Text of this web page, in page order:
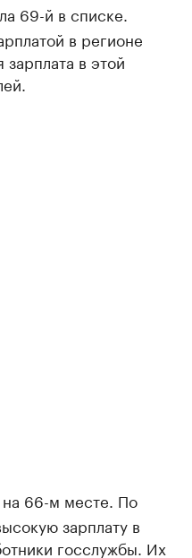
69-й в списке.
в регионе
в этой
на 66-м месте. По
зарплату в
госслужбы. Их